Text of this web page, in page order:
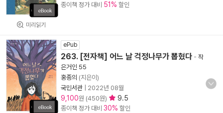
미리읽기
종이책 정가 대비 51% 할인
ePub
263. [전자책] 어느 날 걱정나무가 뽑혔다 - 작
은거인 55
홍종의 (지은이)
국민서관
2022년 08월
9,100원 (450원) 9.5
종이책 정가 대비 30% 할인